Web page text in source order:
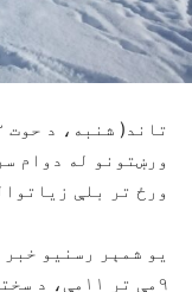
ورښتونو له دوام
ورځ تر بلې
یو شمېر رسنیو